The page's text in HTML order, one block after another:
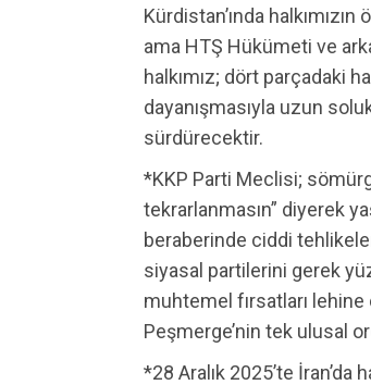
Kürdistan’ında
ama HTŞ Hükümeti ve
halkımız; dört parçadaki
dayanışmasıyla uzun
sürdürecektir.
*KKP Parti Meclisi;
tekrarlanmasın” diyerek
beraberinde ciddi
siyasal partilerini gerek
muhtemel fırsatları
Peşmerge’nin tek ulusal
*28 Aralık 2025’te İran’da